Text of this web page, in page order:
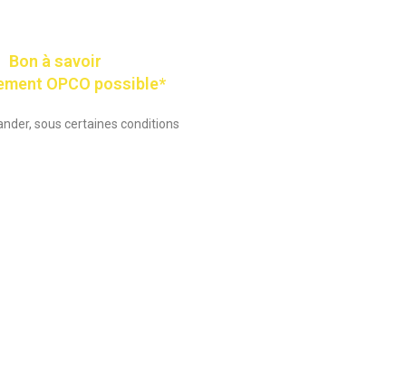
Bon à savoir
OPCO possible*
sous certaines conditions